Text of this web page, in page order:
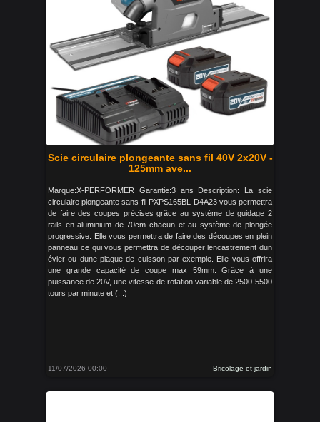
Scie circulaire plongeante sans fil 40V 2x20V -
125mm ave...
Marque:X-PERFORMER Garantie:3 ans Description: La scie
circulaire plongeante sans fil PXPS165BL-D4A23 vous permettra
de faire des coupes précises grâce au système de guidage 2
rails en aluminium de 70cm chacun et au système de plongée
progressive. Elle vous permettra de faire des découpes en plein
panneau ce qui vous permettra de découper lencastrement dun
évier ou dune plaque de cuisson par exemple. Elle vous offrira
une grande capacité de coupe max 59mm. Grâce à une
puissance de 20V, une vitesse de rotation variable de 2500-5500
tours par minute et (...)
11/07/2026 00:00 Bricolage et jardin